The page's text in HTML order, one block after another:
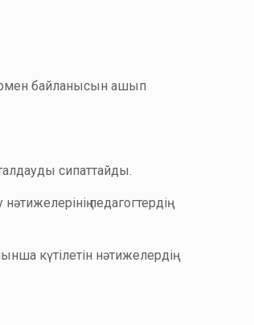
байланысын ашып
сипаттайды.
педагогтердің
күтілетін нәтижелердің